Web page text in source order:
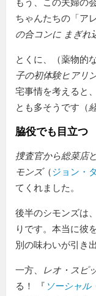
もう、この夫婦の
ちゃんたちの「ア
の合コンに まぎれ
とくに、（薬物的
子の初体験ヒアリ
宅事情を考えると
とも多そうです（
脇役でも目立つ
捜査官から総菜店
モンズ（ジョン・
てくれました。
後半のシモンズは
りです。本当に彼
別の味わいが引き
一方、 レオ・スピ
る！ 『 ソーシャル